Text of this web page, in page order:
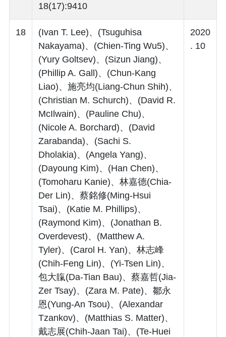
18(17):9410
18
(Ivan T. Lee)、(Tsuguhisa
Nakayama)、(Chien-Ting Wu5)、
(Yury Goltsev)、(Sizun Jiang)、
(Phillip A. Gall)、(Chun-Kang
Liao)、施亮均(Liang-Chun Shih)、
(Christian M. Schurch)、(David R.
McIlwain)、(Pauline Chu)、
(Nicole A. Borchard)、(David
Zarabanda)、(Sachi S.
Dholakia)、(Angela Yang)、
(Dayoung Kim)、(Han Chen)、
(Tomoharu Kanie)、林嘉德(Chia-
Der Lin)、蔡銘修(Ming-Hsui
Tsai)、(Katie M. Phillips)、
(Raymond Kim)、(Jonathan B.
Overdevest)、(Matthew A.
Tyler)、(Carol H. Yan)、林志峰
(Chih-Feng Lin)、(Yi-Tsen Lin)、
包大靝(Da-Tian Bau)、蔡嘉哲(Jia-
Zer Tsay)、(Zara M. Pate)、鄒永
恩(Yung-An Tsou)、(Alexandar
Tzankov)、(Matthias S. Matter)、
戴志展(Chih-Jaan Tai)、(Te-Huei
2020
. 10